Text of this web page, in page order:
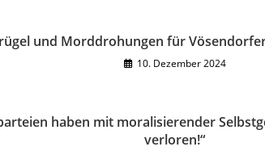
und Morddrohungen für
10. Dezember 2024
haben mit moralisierender
verloren!“